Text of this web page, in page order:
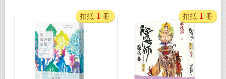
扣抵 1 冊 扣抵 1 冊